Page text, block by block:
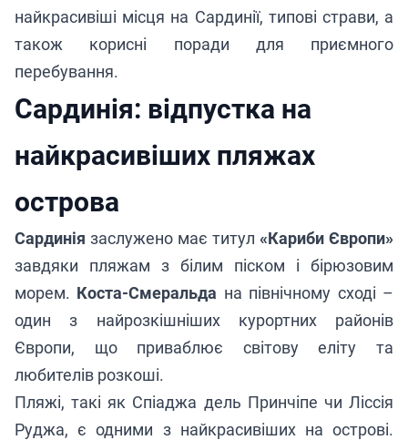
найкрасивіші місця на Сардинії, типові страви, а
також корисні поради для приємного
перебування.
Сардинія: відпустка на
найкрасивіших пляжах
острова
Сардинія заслужено має титул «Кариби Європи»
завдяки пляжам з білим піском і бірюзовим
морем. Коста-Смеральда на північному сході –
один з найрозкішніших курортних районів
Європи, що приваблює світову еліту та
любителів розкоші.
Пляжі, такі як Спіаджа дель Принчіпе чи Ліссія
Руджа, є одними з найкрасивіших на острові.